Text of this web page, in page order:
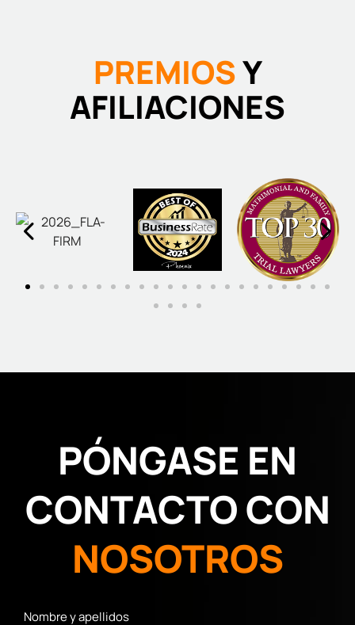
PREMIOSY
AFILIACIONES
PÓNGASE EN
CONTACTO CON
NOSOTROS
Name *